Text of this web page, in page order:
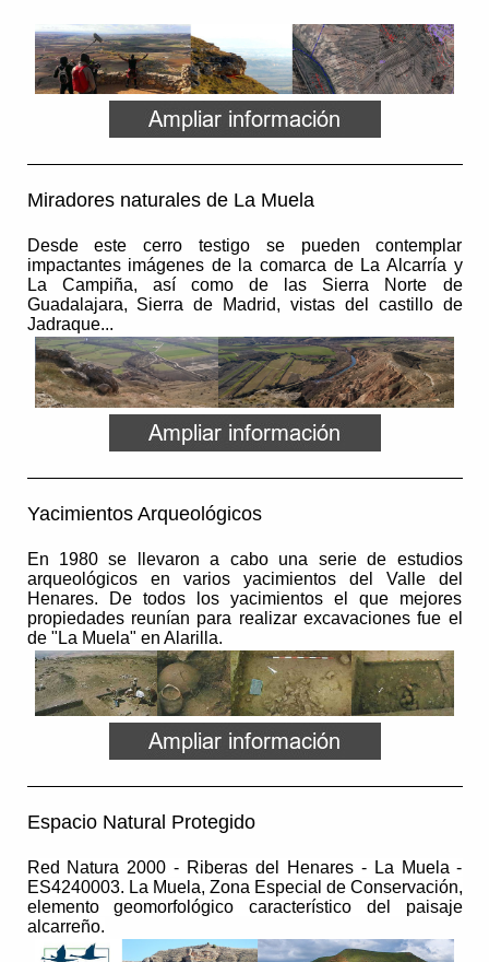
Miradores naturales de La Muela
Desde este cerro testigo se pueden contemplar
impactantes imágenes de la comarca de La Alcarría y
La Campiña, así como de las Sierra Norte de
Guadalajara, Sierra de Madrid, vistas del castillo de
Jadraque...
Yacimientos Arqueológicos
En 1980 se llevaron a cabo una serie de estudios
arqueológicos en varios yacimientos del Valle del
Henares. De todos los yacimientos el que mejores
propiedades reunían para realizar excavaciones fue el
de "La Muela" en Alarilla.
Espacio Natural Protegido
Red Natura 2000 - Riberas del Henares - La Muela -
ES4240003. La Muela, Zona Especial de Conservación,
elemento geomorfológico característico del paisaje
alcarreño.